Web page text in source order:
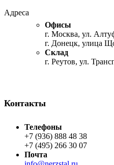
Адреса
Офисы
г. Москва, ул.
г. Донецк, улица
Склад
г. Реутов, ул.
Контакты
Телефоны
+7 (936) 888 48 38
+7 (495) 266 30 07
Почта